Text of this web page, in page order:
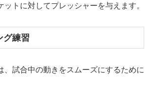
ットに対してプレッシャーを与えます。
グ練習
、試合中の動きをスムーズにするために